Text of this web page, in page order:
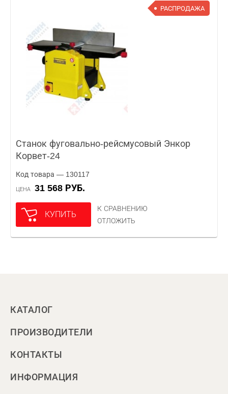
РАСПРОДАЖА
Станок фуговально-рейсмусовый Энкор
Корвет-24
Код товара — 130117
ЦЕНА 31 568 РУБ.
КУПИТЬ
К СРАВНЕНИЮ
ОТЛОЖИТЬ
КАТАЛОГ
ПРОИЗВОДИТЕЛИ
КОНТАКТЫ
ИНФОРМАЦИЯ